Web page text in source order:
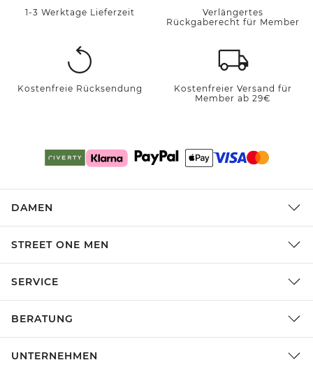
1-3 Werktage Lieferzeit
Verlängertes
Rückgaberecht für Member
Kostenfreie Rücksendung
Kostenfreier Versand für
Member ab 29€
DAMEN
STREET ONE MEN
SERVICE
BERATUNG
UNTERNEHMEN